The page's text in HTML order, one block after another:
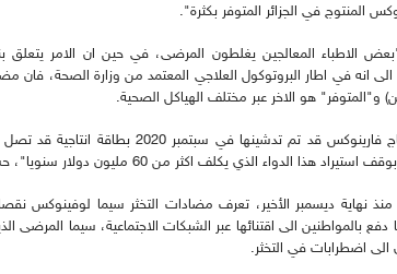
المنتوج في الجزائر المتوفر بكثرة".
الاطباء المعالجين يغلطون المرضى، في حين ان الامر يتعلق
الى انه في اطار البروتوكول العلاجي المعتمد من وزارة الصحة، فان
و"المتوفر" هو الاخر عبر مختلف الهياكل الصحية.
الذي يكلف اكثر من 60 مليون دولار سنويا"، حسب وزارة الصناعة الصيدلانية.
منذ نهاية ديسمبر الأخير، تعرف مضادات التخثر سيما
دفع بالمواطنين الى اقتنائها عبر الشبكات الاجتماعية، سيما